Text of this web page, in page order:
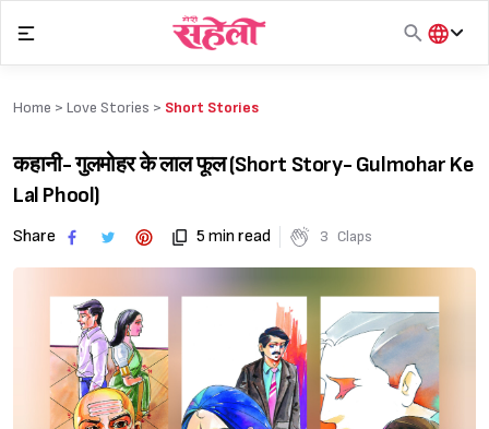
content
हिंदी
Home > Love Stories > Short Stories
कहानी- गुलमोहर के लाल फूल (Short Story- Gulmohar Ke
Lal Phool)
Share 5 min read 3 Claps